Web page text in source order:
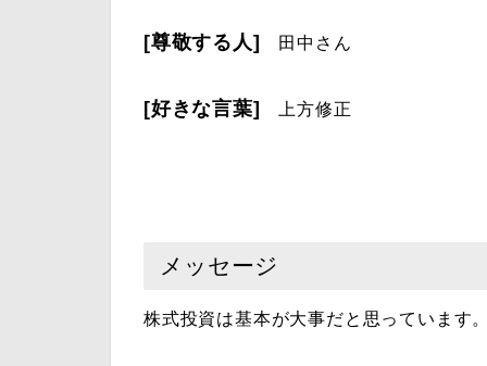
[尊敬する人] 田中さん
[好きな言葉] 上方修正
メッセージ
株式投資は基本が大事だと思っています